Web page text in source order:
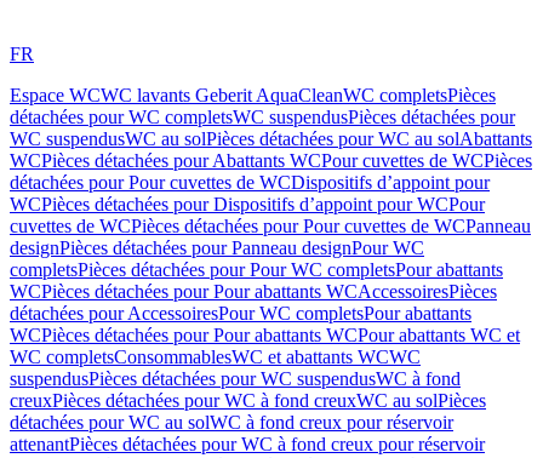
FR
Espace WCWC lavants Geberit AquaCleanWC completsPièces
détachées pour WC completsWC suspendusPièces détachées pour
WC suspendusWC au solPièces détachées pour WC au solAbattants
WCPièces détachées pour Abattants WCPour cuvettes de WCPièces
détachées pour Pour cuvettes de WCDispositifs d’appoint pour
WCPièces détachées pour Dispositifs d’appoint pour WCPour
cuvettes de WCPièces détachées pour Pour cuvettes de WCPanneau
designPièces détachées pour Panneau designPour WC
completsPièces détachées pour Pour WC completsPour abattants
WCPièces détachées pour Pour abattants WCAccessoiresPièces
détachées pour AccessoiresPour WC completsPour abattants
WCPièces détachées pour Pour abattants WCPour abattants WC et
WC completsConsommablesWC et abattants WCWC
suspendusPièces détachées pour WC suspendusWC à fond
creuxPièces détachées pour WC à fond creuxWC au solPièces
détachées pour WC au solWC à fond creux pour réservoir
attenantPièces détachées pour WC à fond creux pour réservoir